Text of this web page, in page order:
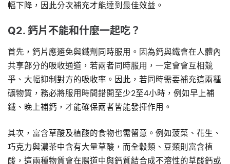
幅下降，因此分次補充才能達到最佳效益。
Q2. 鈣片不能和什麼一起吃？
首先，鈣片應避免與鐵劑同時服用。因為鈣與鐵會在人體內
共享部分的吸收通道，若兩者同時服用，一定會會互相競
爭、大幅抑制對方的吸收率。因此，若同時需要補充這兩種
礦物質，務必將服用時間錯開至少2至4小時，例如早上補
鐵、晚上補鈣，才能確保兩者皆能發揮作用。
其次，富含草酸及植酸的食物也需留意。例如菠菜、花生、
巧克力與濃茶中含有大量草酸，而全穀類、豆類則富含植
酸，這兩種物質會在腸道中與鈣質結合成不溶性的草酸鈣或